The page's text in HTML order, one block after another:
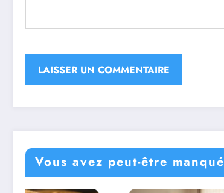
Vous avez peut-être manqué